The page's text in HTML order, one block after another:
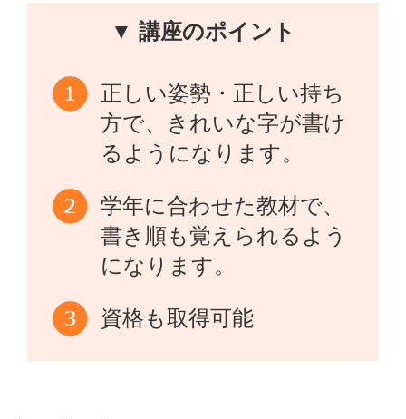
▼ 講座のポイント
正しい姿勢・正しい持ち
方で、きれいな字が書け
るようになります。
学年に合わせた教材で、
書き順も覚えられるよう
になります。
資格も取得可能